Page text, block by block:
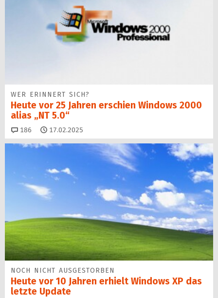
WER ERINNERT SICH?
Heute vor 25 Jahren erschien Windows 2000
alias „NT 5.0“
186 Kommentare
17.02.2025
NOCH NICHT AUSGESTORBEN
Heute vor 10 Jahren erhielt Windows XP das
letzte Update